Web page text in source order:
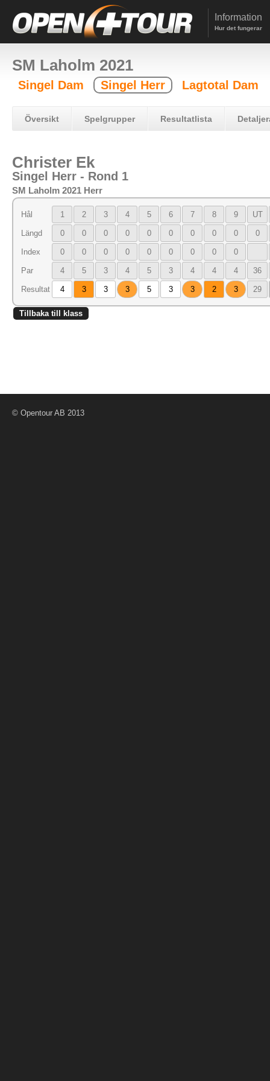
Information
Hur det fungerar
SM Laholm 2021
Singel Dam Singel Herr Lagtotal Dam
Översikt Spelgrupper Resultatlista
Christer Ek
Singel Herr - Rond 1
SM Laholm 2021 Herr
Hål 1 2 3 4 5 6 7 8 9 UT
Längd 0 0 0 0 0 0 0 0 0 0
Index 0 0 0 0 0 0 0 0 0
Par 4 5 3 4 5 3 4 4 4 36
Resultat 4 3 3 3 5 3 3 2 3 29
Tillbaka till klass
© Opentour AB 2013